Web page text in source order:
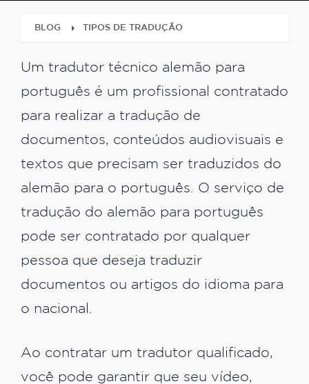
BLOG TIPOS DE TRADUÇÃO
Um tradutor técnico alemão para
português é um profissional contratado
para realizar a tradução de
documentos, conteúdos audiovisuais e
textos que precisam ser traduzidos do
alemão para o português. O serviço de
tradução do alemão para português
pode ser contratado por qualquer
pessoa que deseja traduzir
documentos ou artigos do idioma para
o nacional.
Ao contratar um tradutor qualificado,
você pode garantir que seu vídeo,